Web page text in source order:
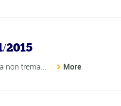
2015
non trema... More